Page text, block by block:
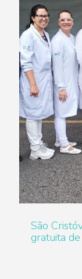
São
gratuita